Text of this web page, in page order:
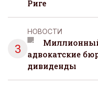
Риге
3
НОВОСТИ
адвокатские
дивиденды